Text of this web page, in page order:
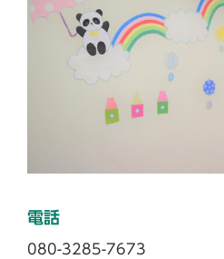
電話
080-3285-7673